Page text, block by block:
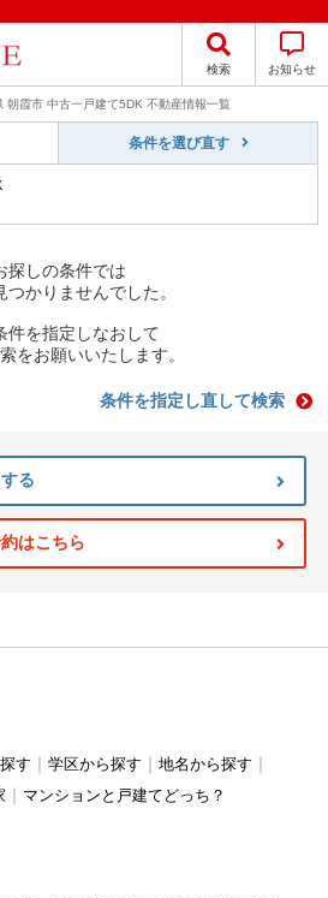
検索 お知らせ
朝霞市 中古一戸建て5DK 不動産情報一覧
条件を選び直す
探しの条件では
つかりませんでした。
件を指定しなおして
をお願いいたします。
条件を指定し直して検索
る
はこちら
す 学区から探す
地名から探す
マンションと戸建てどっち？